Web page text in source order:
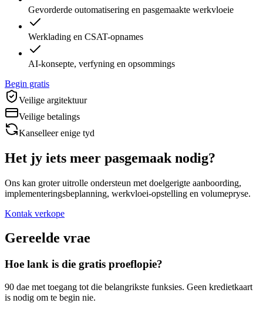
Gevorderde outomatisering en pasgemaakte werkvloeie
Werklading en CSAT-opnames
AI-konsepte, verfyning en opsommings
Begin gratis
Veilige argitektuur
Veilige betalings
Kanselleer enige tyd
Het jy iets meer pasgemaak nodig?
Ons kan groter uitrolle ondersteun met doelgerigte aanboording,
implementeringsbeplanning, werkvloei-opstelling en volumepryse.
Kontak verkope
Gereelde vrae
Hoe lank is die gratis proeflopie?
90 dae met toegang tot die belangrikste funksies. Geen kredietkaart
is nodig om te begin nie.